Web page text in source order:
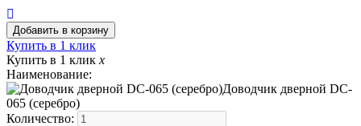
Купить в 1 клик
Купить в 1 клик x
Наименование:
Доводчик дверной DC-
065 (серебро)
Количество: